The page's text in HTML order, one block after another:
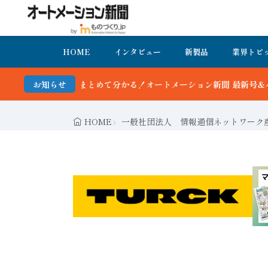
HOME インタビュー 新製品 業界トピ
お知らせ
て分かる！オートメーション新聞 最新号＆バックナンバーを無料で
HOME 一般社団法人 情報通信ネットワーク